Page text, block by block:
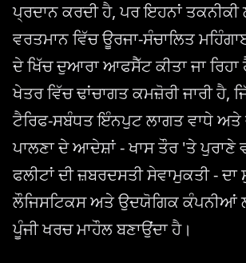
ਪ੍ਰਦਾਨ ਕਰਦੀ ਹੈ, ਪਰ ਇਹਨਾਂ ਤਕਨੀਕੀ
ਵਰਤਮਾਨ ਵਿੱਚ ਊਰਜਾ-ਸੰਚਾਲਿਤ
ਦੇ ਖਿੱਚ ਦੁਆਰਾ ਆਫਸੈੱਟ ਕੀਤਾ ਜਾ ਰਿਹਾ
ਖੇਤਰ ਵਿੱਚ ਢਾਂਚਾਗਤ ਕਮਜ਼ੋਰੀ ਜਾਰੀ ਹੈ,
ਟੈਰਿਫ-ਸਬੰਧਤ ਇੰਨਪੁਟ ਲਾਗਤ ਵਾਧੇ ਅਤੇ
ਪਾਲਣਾ ਦੇ ਆਦੇਸ਼ਾਂ - ਖਾਸ ਤੌਰ 'ਤੇ ਪੁਰਾਣੇ
ਫਲੀਟਾਂ ਦੀ ਜ਼ਬਰਦਸਤੀ ਸੇਵਾਮੁਕਤੀ -
ਲੌਜਿਸਟਿਕਸ ਅਤੇ ਉਦਯੋਗਿਕ
ਪੂੰਜੀ ਖਰਚ ਮਾਹੌਲ ਬਣਾਉਂਦਾ ਹੈ।